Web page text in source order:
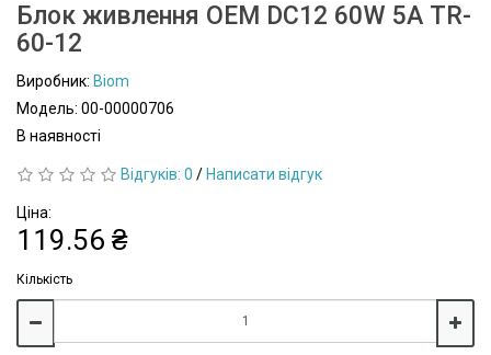
Блок живлення OEM DC12 60W 5А TR-
60-12
Виробник: Biom
Модель: 00-00000706
В наявності
Відгуків: 0 / Написати відгук
Ціна:
119.56 ₴
Кількість